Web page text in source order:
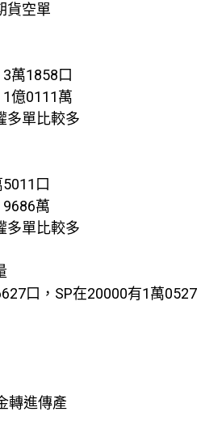
貨空單
3萬1858口
1億0111萬
多單比較多
口
9686萬
多單比較多
口，SP在20000有1萬0527
轉進傳產